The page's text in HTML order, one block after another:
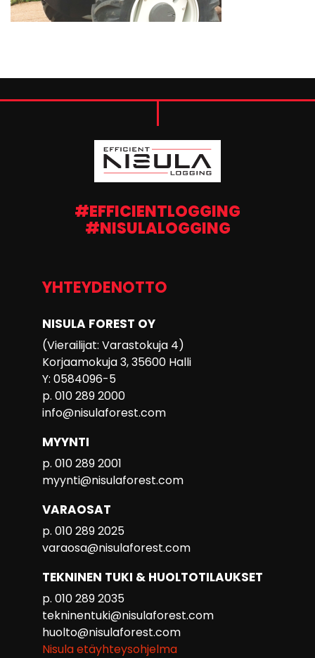
#EFFICIENTLOGGING
#NISULALOGGING
YHTEYDENOTTO
NISULA FOREST OY
(Vierailijat: Varastokuja 4)
Korjaamokuja 3, 35600 Halli
Y: 0584096-5
p. 010 289 2000
info@nisulaforest.com
MYYNTI
p. 010 289 2001
myynti@nisulaforest.com
VARAOSAT
p. 010 289 2025
varaosa@nisulaforest.com
TEKNINEN TUKI & HUOLTOTILAUKSET
p. 010 289 2035
tekninentuki@nisulaforest.com
huolto@nisulaforest.com
Nisula etäyhteysohjelma